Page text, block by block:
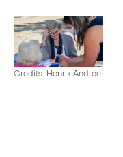
Credits: Henrik Andree